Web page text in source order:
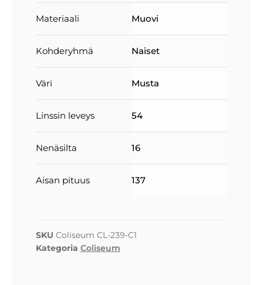
Materiaali Muovi
Kohderyhmä Naiset
Väri Musta
Linssin leveys 54
Nenäsilta 16
Aisan pituus 137
SKU Coliseum CL-239-C1
Kategoria Coliseum